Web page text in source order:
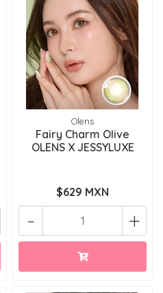
Olens
Fairy Charm Olive
OLENS X JESSYLUXE
$629 MXN
+
-